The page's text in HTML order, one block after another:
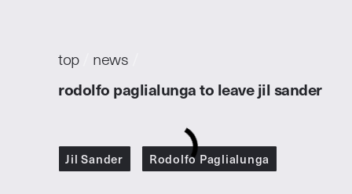
top/ news
rodolfo paglialunga to leave jil sander
Jil Sander Rodolfo Paglialunga